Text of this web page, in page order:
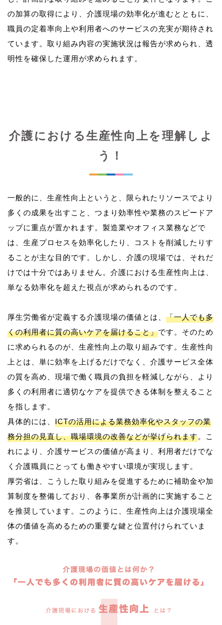
の加算の取得により、介護現場の効率化が進むとともに、
職員の定着率向上や利用者へのサービスの充実が期待され
ています。取り組み内容の実施状況は報告が求められ、透
介護における生産性向上を理解しよ
う！
一般的に、生産性向上というと、限られたリソースでより
多くの成果を出すこと、つまり効率性や業務のスピードア
ップに重点が置かれます。製造業やオフィス業務などで
は、生産プロセスを効率化したり、コストを削減したりす
ることが主な目的です。しかし、介護の現場では、それだ
けでは十分ではありません。介護における生産性向上は、
単なる効率化を超えた視点が求められるのです。
厚生労働省が定義する介護現場の価値とは、 「一人でも多
くの利用者に質の高いケアを届けること」です。そのため
に求められるのが、生産性向上の取り組みです。生産性向
上とは、単に効率を上げるだけでなく、介護サービス全体
の質を高め、現場で働く職員の負担を軽減しながら、より
多くの利用者に適切なケアを提供できる体制を整えること
を指します。
具体的には、 ICTの活用による業務効率化やスタッフの業
務分担の見直し、職場環境の改善などが挙げられます。こ
れにより、介護サービスの価値が高まり、利用者だけでな
く介護職員にとっても働きやすい環境が実現します。
厚労省は、こうした取り組みを促進するために補助金や加
算制度を整備しており、各事業所が計画的に実施すること
を推奨しています。このように、生産性向上は介護現場全
体の価値を高めるための重要な鍵と位置付けられていま